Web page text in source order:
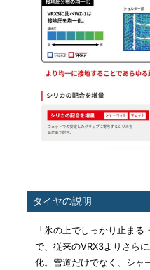
タイヤの説明
「氷の上でしっかり止ま
で、従来のVRX3よりさら
化。雪道だけでなく、シャ